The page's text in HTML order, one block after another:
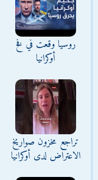
روسيا وقعت في فخ
أوكرانيا
تراجع مخزون صواريخ
الاعتراض لدى أوكرانيا